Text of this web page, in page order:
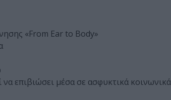
«From Ear to Body»
επιβιώσει μέσα σε ασφυκτικά κοινωνικά